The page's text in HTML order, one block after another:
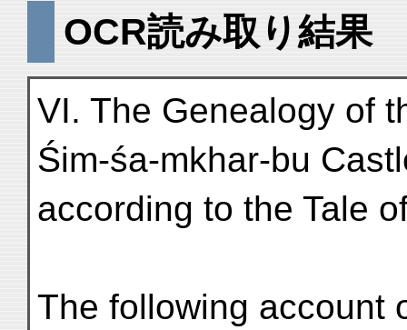
OCR読み取り結果
VI. The Genealogy of
Śim-śa-mkhar-bu
according to the Tale
The following account